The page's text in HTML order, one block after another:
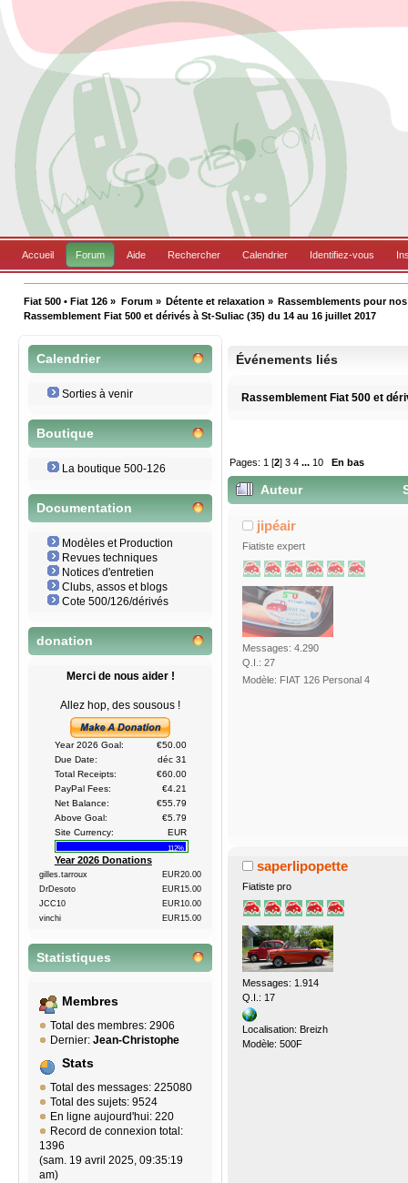
Accueil Forum Aide Rechercher Calendrier Identifiez-vous
Fiat 500 • Fiat 126 » Forum» Détente et relaxation » Rassemblements pour
Rassemblement Fiat 500 et dérivés à St-Suliac (35) du 14 au 16 juillet 2017
Calendrier
Sorties à venir
Boutique
La boutique 500-126
Documentation
Modèles et Production
Revues techniques
Notices d'entretien
Clubs, assos et blogs
Cote 500/126/dérivés
donation
Merci de nous aider !
Allez hop, des sousous !
Year 2026 Goal:
€50.00
Due Date:
déc 31
Total Receipts:
€60.00
PayPal Fees:
€4.21
Net Balance:
€55.79
Above Goal:
€5.79
Site Currency:
EUR
112%
Year 2026 Donations
gilles.tarroux
EUR20.00
DrDesoto
EUR15.00
JCC10
EUR10.00
vinchi
EUR15.00
Statistiques
Membres
Total des membres: 2906
Dernier: Jean-Christophe
Stats
Total des messages: 225080
Total des sujets: 9524
En ligne aujourd'hui: 220
Record de connexion total:
1396
(sam. 19 avril 2025, 09:35:19
am)
Événements liés
Rassemblement Fiat 500 et
Pages: 1 [2]3 4 ... 10 En bas
Auteur
juillet 2017 (Lu 39524 fois)
jipéair
Fiatiste expert
Messages: 4.290
Q.I.: 27
Modèle: FIAT 126 Personal 4
saperlipopette
Fiatiste pro
Messages: 1.914
Q.I.: 17
Localisation: Breizh
Modèle: 500F